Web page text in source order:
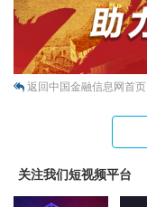
返回中国金融信息网首页
关注我们短视频平台